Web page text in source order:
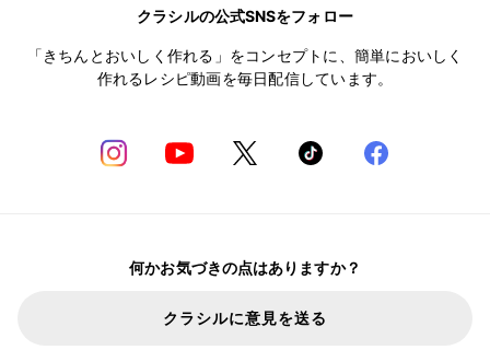
クラシルの公式SNSをフォロー
「きちんとおいしく作れる」をコンセプトに、簡単においしく
作れるレシピ動画を毎日配信しています。
何かお気づきの点はありますか？
クラシルに意見を送る